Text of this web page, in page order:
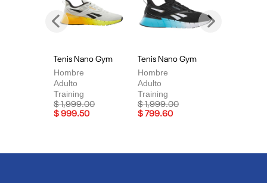
Tenis Nano Gym
Hombre
Adulto
Training
Price reduced from
$ 1,999.00to
$ 999.50
Tenis Nano Gym
Hombre
Adulto
Training
Price reduced from
$ 1,999.00to
$ 799.60
Previous